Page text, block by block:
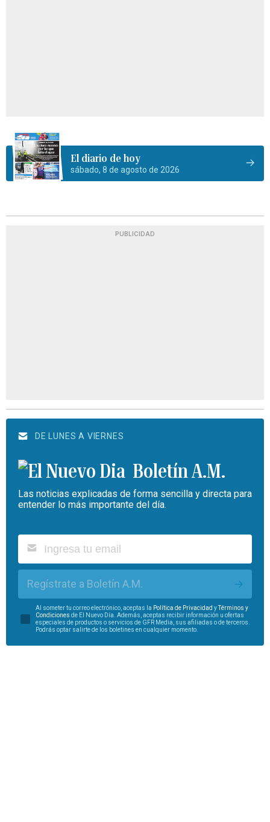
El diario de hoy
sábado, 8 de agosto de 2026
PUBLICIDAD
DE LUNES A VIERNES
Boletín A.M.
Las noticias explicadas de forma sencilla y directa para
entender lo más importante del día.
Regístrate a Boletín A.M.
Al someter tu correo electrónico, aceptas la Política de Privacidad y
Términos y
Condiciones de El Nuevo Día. Además, aceptas recibir información u ofertas
especiales de productos o servicios de GFR Media, sus afiliadas o de terceros.
Podrás optar salirte de los boletines en cualquier momento.